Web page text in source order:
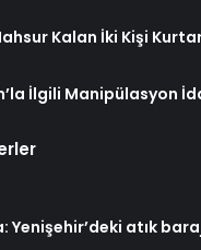
Kalan İki Kişi
İlgili Manipülasyon
Yenişehir’deki atık